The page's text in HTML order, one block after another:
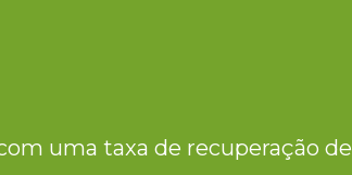
uma taxa de recuperação de